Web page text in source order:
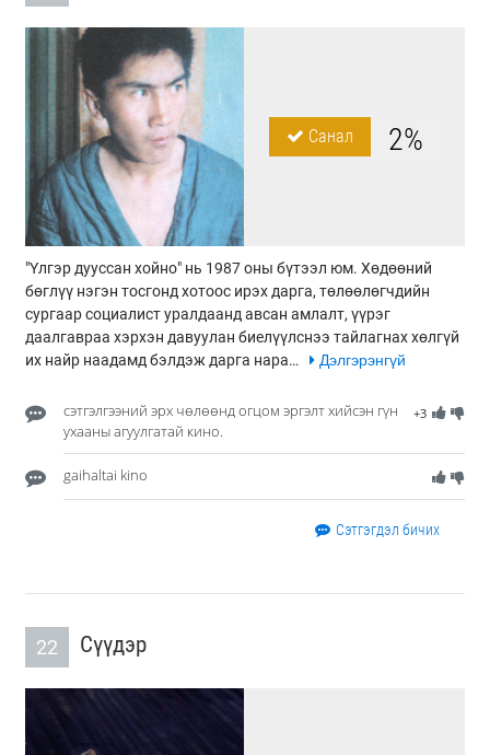
Санал 2%
"Үлгэр дууссан хойно" нь 1987 оны бүтээл юм. Хөдөөний
бөглүү нэгэн тосгонд хотоос ирэх дарга, төлөөлөгчдийн
сургаар социалист уралдаанд авсан амлалт, үүрэг
даалгавраа хэрхэн давуулан биелүүлснээ тайлагнах хөлгүй
их найр наадамд бэлдэж дарга нара…
Дэлгэрэнгүй
+3
сэтгэлгээний эрх чөлөөнд огцом эргэлт хийсэн гүн
ухааны агуулгатай кино.
gaihaltai kino
Сэтгэгдэл бичих
22 Сүүдэр